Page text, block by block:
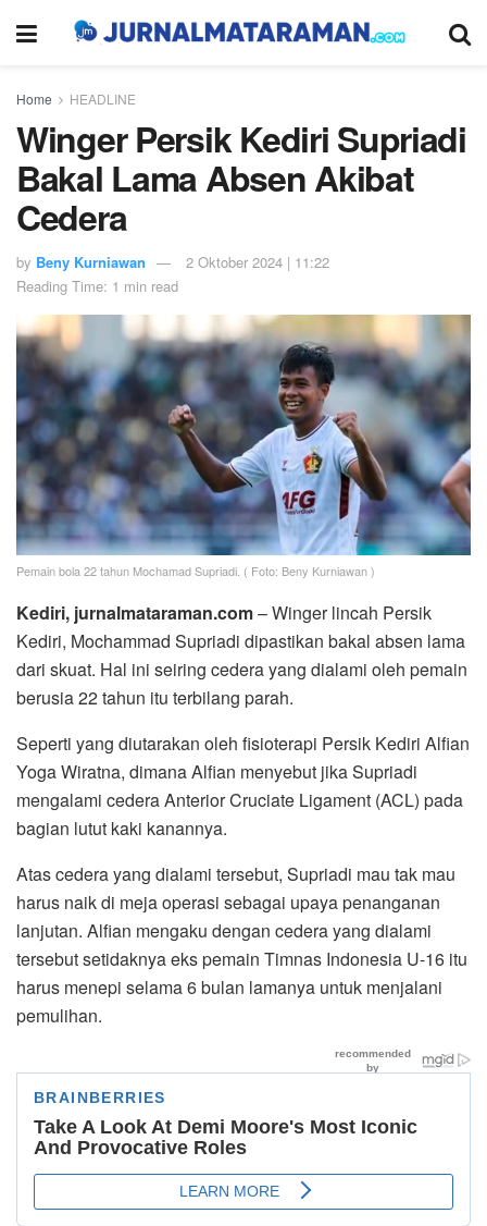
Home HEADLINE
Winger Persik Kediri Supriadi
Bakal Lama Absen Akibat
Cedera
by Beny Kurniawan
2 Oktober 2024 | 11:22
Reading Time: 1 min read
Pemain bola 22 tahun Mochamad Supriadi. ( Foto: Beny Kurniawan )
Kediri, jurnalmataraman.com– Winger lincah Persik
Kediri, Mochammad Supriadi dipastikan bakal absen lama
dari skuat. Hal ini seiring cedera yang dialami oleh pemain
berusia 22 tahun itu terbilang parah.
Seperti yang diutarakan oleh fisioterapi Persik Kediri Alfian
Yoga Wiratna, dimana Alfian menyebut jika Supriadi
mengalami cedera Anterior Cruciate Ligament (ACL) pada
bagian lutut kaki kanannya.
Atas cedera yang dialami tersebut, Supriadi mau tak mau
harus naik di meja operasi sebagai upaya penanganan
lanjutan. Alfian mengaku dengan cedera yang dialami
tersebut setidaknya eks pemain Timnas Indonesia U-16 itu
harus menepi selama 6 bulan lamanya untuk menjalani
pemulihan.